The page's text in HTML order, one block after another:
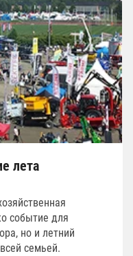
лета
событие для
но и летний
семьей.